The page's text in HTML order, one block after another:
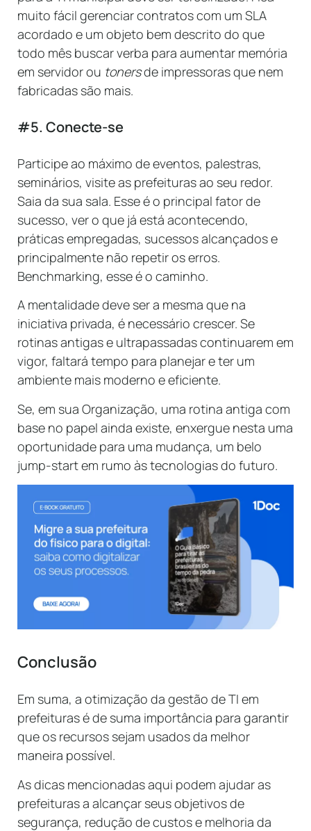
muito fácil gerenciar contratos com um SLA
acordado e um objeto bem descrito do que
todo mês buscar verba para aumentar memória
em servidor ou tonersde impressoras que nem
fabricadas são mais.
#5. Conecte-se
Participe ao máximo de eventos, palestras,
seminários, visite as prefeituras ao seu redor.
Saia da sua sala. Esse é o principal fator de
sucesso, ver o que já está acontecendo,
práticas empregadas, sucessos alcançados e
principalmente não repetir os erros.
Benchmarking, esse é o caminho.
A mentalidade deve ser a mesma que na
iniciativa privada, é necessário crescer. Se
rotinas antigas e ultrapassadas continuarem em
vigor, faltará tempo para planejar e ter um
ambiente mais moderno e eficiente.
Se, em sua Organização, uma rotina antiga com
base no papel ainda existe, enxergue nesta uma
oportunidade para uma mudança, um belo
jump-start em rumo às tecnologias do futuro.
Conclusão
Em suma, a otimização da gestão deTI em
prefeituraséde suma importância para garantir
queos recursos sejam usadosda melhor
maneira possível.
Asdicas mencionadasaqui podem ajudaras
prefeiturasa alcançar seusobjetivosde
segurança, redução decustose melhoria da